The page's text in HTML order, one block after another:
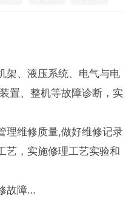
架、液压系统、电气与电
置、整机等故障诊断，实
理维修质量,做好维修记录
艺，实施修理工艺实验和
故障
交办的其它工作。